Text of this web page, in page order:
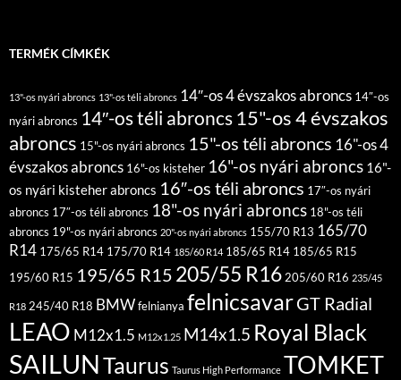
TERMÉK CÍMKÉK
13"-os nyári abroncs 13"-os téli abroncs 14″-os 4 évszakos abroncs 14″-os
nyári abroncs 14″-os téli abroncs15"-os 4 évszakos
abroncs 15"-os nyári abroncs 15"-os téli abroncs 16"-os 4
évszakos abroncs 16"-os kisteher 16"-os nyári abroncs 16"-
os nyári kisteher abroncs 16″-os téli abroncs 17″-os nyári
abroncs 17″-os téli abroncs 18"-os nyári abroncs 18"-os téli
abroncs 19"-os nyári abroncs 20"-os nyári abroncs 155/70 R13 165/70
R14 175/65 R14 175/70 R14 185/60 R14 185/65 R14 185/65 R15
195/60 R15 195/65 R15 205/55 R16 205/60 R16 235/45
R18 245/40 R18 BMWfelnianya felnicsavarGT Radial
LEAO M12x1.5 M12x1.25 M14x1.5 Royal Black
SAILUNTaurus Taurus High Performance TOMKET